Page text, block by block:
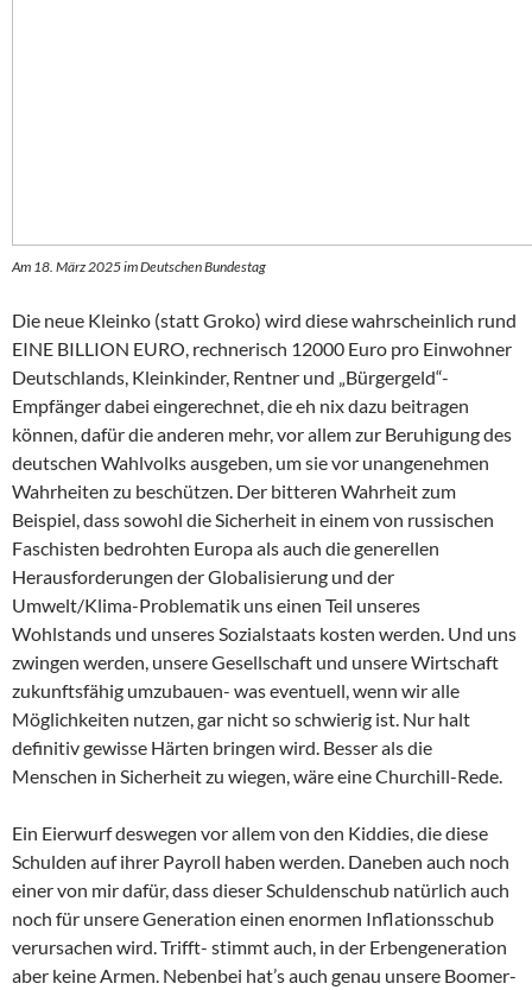
Am 18. März 2025 im Deutschen Bundestag
Die neue Kleinko (statt Groko) wird diese wahrscheinlich rund
EINE BILLION EURO, rechnerisch 12000 Euro pro Einwohner
Deutschlands, Kleinkinder, Rentner und „Bürgergeld“-
Empfänger dabei eingerechnet, die eh nix dazu beitragen
können, dafür die anderen mehr, vor allem zur Beruhigung des
deutschen Wahlvolks ausgeben, um sie vor unangenehmen
Wahrheiten zu beschützen. Der bitteren Wahrheit zum
Beispiel, dass sowohl die Sicherheit in einem von russischen
Faschisten bedrohten Europa als auch die generellen
Herausforderungen der Globalisierung und der
Umwelt/Klima-Problematik uns einen Teil unseres
Wohlstands und unseres Sozialstaats kosten werden. Und uns
zwingen werden, unsere Gesellschaft und unsere Wirtschaft
zukunftsfähig umzubauen- was eventuell, wenn wir alle
Möglichkeiten nutzen, gar nicht so schwierig ist. Nur halt
definitiv gewisse Härten bringen wird. Besser als die
Menschen in Sicherheit zu wiegen, wäre eine Churchill-Rede.
Ein Eierwurf deswegen vor allem von den Kiddies, die diese
Schulden auf ihrer Payroll haben werden. Daneben auch noch
einer von mir dafür, dass dieser Schuldenschub natürlich auch
noch für unsere Generation einen enormen Inflationsschub
verursachen wird. Trifft- stimmt auch, in der Erbengeneration
aber keine Armen. Nebenbei hat’s auch genau unsere Boomer-